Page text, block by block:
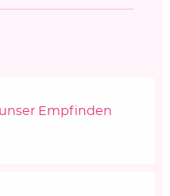
Empfinden